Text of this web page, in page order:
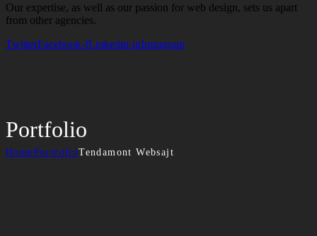
Our expertise, as well as our passion for web design, sets us apart
from other agencies.
TwitterFacebook-fLinkedin-inInstagram
Portfolio
HomePortfolioTendamont Websajt